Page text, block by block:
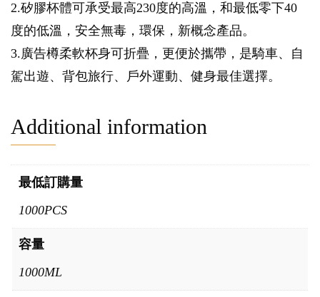
2.矽膠杯體可承受最高230度的高溫，和最低零下40
度的低溫，安全無毒，環保，新概念產品。
3.廣告樽柔軟杯身可折疊，更便於攜帶，是騎車、自
駕出遊、背包旅行、戶外運動、健身最佳選擇。
Additional information
最低訂購量
1000PCS
容量
1000ML